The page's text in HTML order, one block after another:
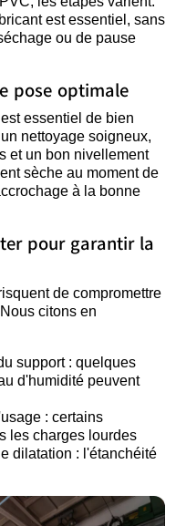
est essentiel, sans
ou de pause
pose optimale
essentiel de bien
nettoyage soigneux,
et un bon nivellement
sèche au moment de
à la bonne
pour garantir la
de compromettre
citons en
support : quelques
d'humidité peuvent
: certains
les charges lourdes
dilatation : l'étanchéité